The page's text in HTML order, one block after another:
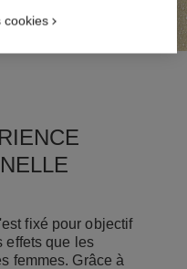
fixé pour objectif
effets que les
femmes. Grâce à
cookies